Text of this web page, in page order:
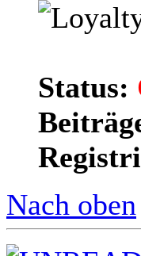
Status:
Nach oben